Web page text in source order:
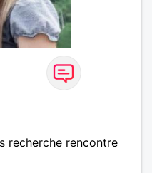
recherche rencontre